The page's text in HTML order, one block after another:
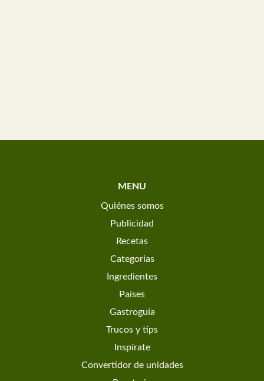
MENU
Quiénes somos
Publicidad
Recetas
Categorias
Ingredientes
Países
Gastroguía
Trucos y tips
Inspírate
Convertidor de unidades